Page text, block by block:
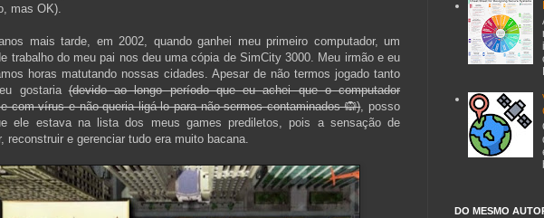
mas OK).
mais tarde, em 2002, quando ganhei meu primeiro computador, um
trabalho do meu pai nos deu uma cópia de SimCity 3000. Meu irmão e eu
horas matutando nossas cidades. Apesar de não termos jogado tanto
gostaria(devido ao longo período que eu achei que o computador
com vírus e não queria ligá-lo para não sermos contaminados 🙉), posso
ele estava na lista dos meus games prediletos, pois a sensação de
reconstruir e gerenciar tudo era muito bacana.
DO MESMO